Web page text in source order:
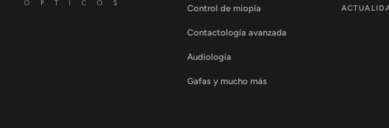
Control de miopía
Contactología avanzada
Audiología
Gafas y mucho más